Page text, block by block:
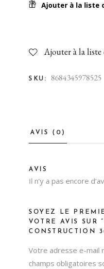
Ajouter à la liste
Ajouter à la liste
SKU: 8684345978525
AVIS (0)
AVIS
Il n’y a pas encore
SOYEZ LE
VOTRE AVIS SUR
CONSTRUCTION
Votre adresse e-mail
champs obligatoires